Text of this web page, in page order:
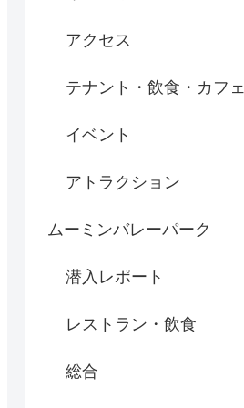
アクセス
テナント・飲食・カフェ
イベント
アトラクション
ムーミンバレーパーク
潜入レポート
レストラン・飲食
総合